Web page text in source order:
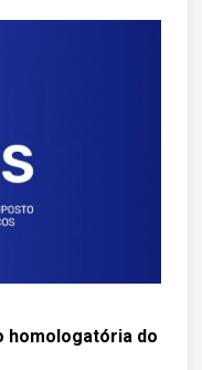
homologatória do